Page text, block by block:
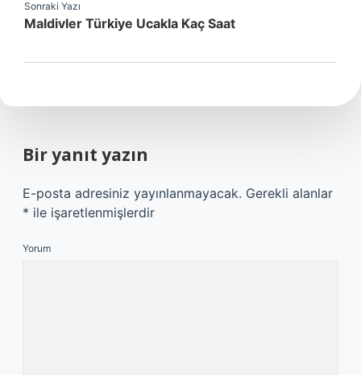
Sonraki Yazı
Maldivler Türkiye Ucakla Kaç Saat
Bir yanıt yazın
E-posta adresiniz yayınlanmayacak. Gerekli alanlar
* ile işaretlenmişlerdir
Yorum